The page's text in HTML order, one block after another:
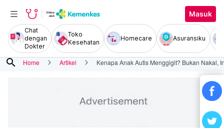
Masuk
Chat
dengan
Dokter
Toko
Kesehatan
Homecare Asuransiku
search Home Artikel Kenapa Anak Autis Menggigit? Bukan Nakal,